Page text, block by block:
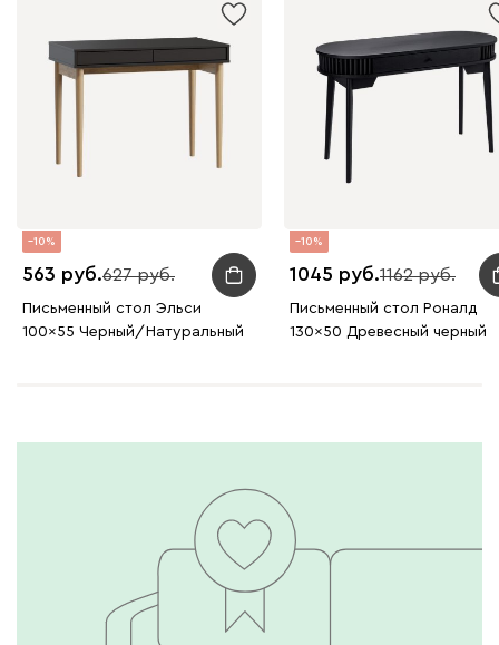
10
563 627
Письменный стол Эльси
100x55 Черный/Натуральный
10
1045 1162
Письменный стол Роналд
130x50 Древесный черный